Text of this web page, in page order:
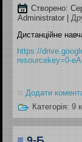
Створено:
Administrator |
Дистанційне
https://
resourcekey=0-
Додати
Категорія:9